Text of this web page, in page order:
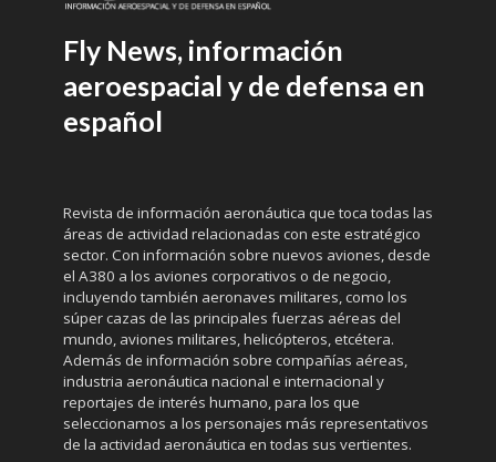
Fly News, información
aeroespacial y de defensa en
español
Revista de información aeronáutica que toca todas las
áreas de actividad relacionadas con este estratégico
sector. Con información sobre nuevos aviones, desde
el A380 a los aviones corporativos o de negocio,
incluyendo también aeronaves militares, como los
súper cazas de las principales fuerzas aéreas del
mundo, aviones militares, helicópteros, etcétera.
Además de información sobre compañías aéreas,
industria aeronáutica nacional e internacional y
reportajes de interés humano, para los que
seleccionamos a los personajes más representativos
de la actividad aeronáutica en todas sus vertientes.